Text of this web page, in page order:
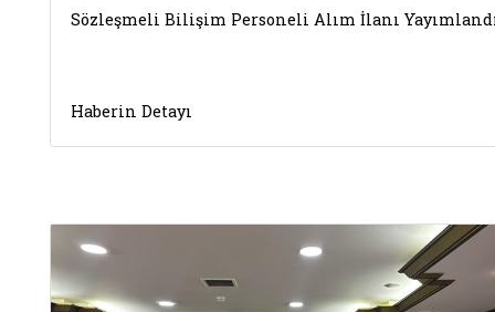
Sözleşmeli Bilişim Personeli Alım İlanı
Haberin Detayı